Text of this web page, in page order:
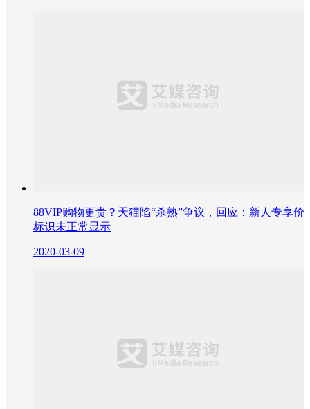
88VIP购物更贵？天猫陷“杀熟”争议，回应：新人专享价
标识未正常显示
2020-03-09